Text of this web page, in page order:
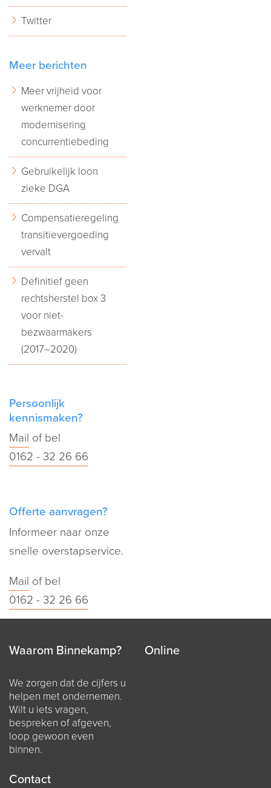
Twitter
Meer berichten
Meer vrijheid voor
werknemer door
modernisering
concurrentiebeding
Gebruikelijk loon
zieke DGA
Compensatieregeling
transitievergoeding
vervalt
Definitief geen
rechtsherstel box 3
voor niet-
bezwaarmakers
(2017–2020)
Persoonlijk
kennismaken?
Mail of bel
0162 - 32 26 66
Offerte aanvragen?
Informeer naar onze
snelle overstapservice.
Mail of bel
0162 - 32 26 66
Waarom Binnekamp?
We zorgen dat de cijfers u
helpen met ondernemen.
Wilt u iets vragen,
bespreken of afgeven,
loop gewoon even
binnen.
Online
Contact